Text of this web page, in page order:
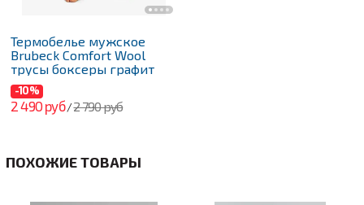
Термобелье мужское
Brubeck Comfort Wool
трусы боксеры графит
-10%
2 490 руб/2 790 руб
ПОХОЖИЕ ТОВАРЫ